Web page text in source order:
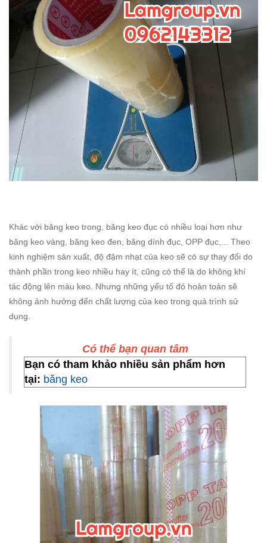
Khác với băng keo trong, băng keo đục có nhiều loại hơn như
băng keo vàng, băng keo đen, băng dính đục, OPP đục,... Theo
kinh nghiệm sản xuất, độ đậm nhạt của keo sẽ có sự thay đổi do
thành phần trong keo nhiều hay ít, cũng có thể là do không khí
tác động lên màu keo. Nhưng những yếu tố đó hoàn toàn sẽ
không ảnh hưởng đến chất lượng của keo trong quá trình sử
dụng.
Có thể bạn quan tâm
Bạn có tham khảo nhiều sản phẩm hơn
tại: băng keo